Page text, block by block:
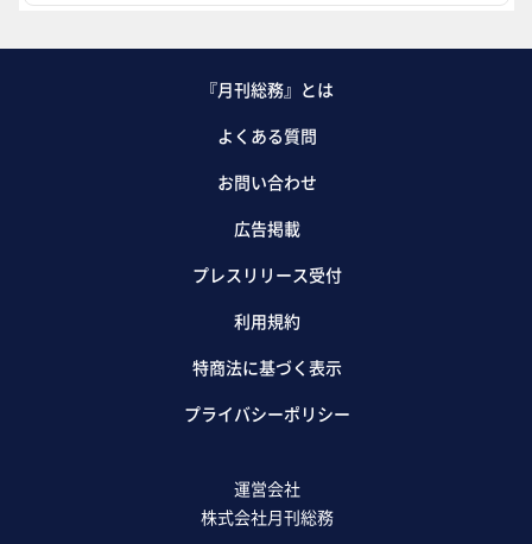
『月刊総務』とは
よくある質問
お問い合わせ
広告掲載
プレスリリース受付
利用規約
特商法に基づく表示
プライバシーポリシー
運営会社
株式会社月刊総務